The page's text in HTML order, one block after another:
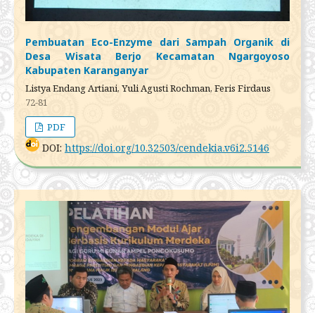
Pembuatan Eco-Enzyme dari Sampah Organik di
Desa Wisata Berjo Kecamatan Ngargoyoso
Kabupaten Karanganyar
Listya Endang Artiani, Yuli Agusti Rochman, Feris Firdaus
72-81
PDF
DOI: https://doi.org/10.32503/cendekia.v6i2.5146